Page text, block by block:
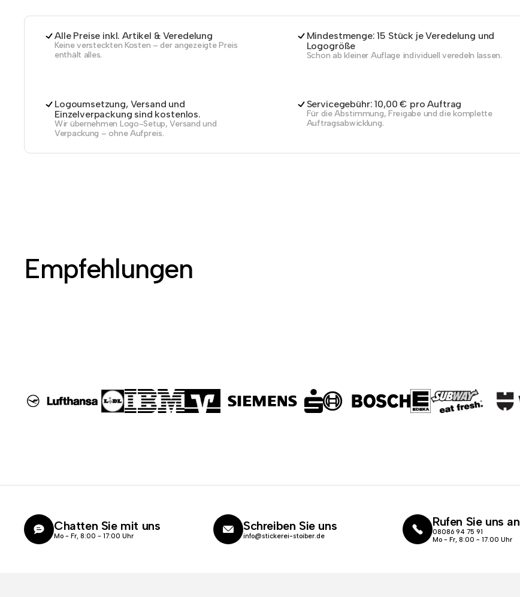
Alle Preise inkl. Artikel & Veredelung
Keine versteckten Kosten – der angezeigte Preis
enthält alles.
Mindestmenge: 15 Stück je Veredelung und
Logogröße
Schon ab kleiner Auflage individuell veredeln lassen.
Logoumsetzung, Versand und
Einzelverpackung sind kostenlos.
Wir übernehmen Logo-Setup, Versand und
Verpackung – ohne Aufpreis.
Servicegebühr: 10,00 € pro Auftrag
Für die Abstimmung, Freigabe und die komplette
Auftragsabwicklung.
Empfehlungen
Chatten Sie mit uns
Mo - Fr, 8:00 - 17:00 Uhr
Schreiben Sie uns
info@stickerei-stoiber.de
Rufen Sie uns an
08086 94 75 91
Mo - Fr, 8:00 - 17.00 Uhr